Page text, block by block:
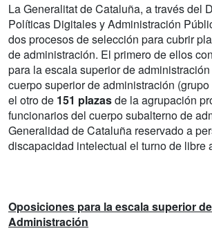
La Generalitat de Cataluña, a través del
Políticas Digitales y Administración
dos procesos de selección para cubrir
de administración. El primero de ellos
para la escala superior de
cuerpo superior de administración
el otro de 151 plazasde la agrupación
funcionarios del cuerpo subalterno de
Generalidad de Cataluña reservado a
discapacidad intelectual el turno de libre
Oposiciones para la escala superior
Administración